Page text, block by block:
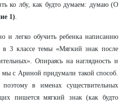
ко лбу, как будто думаем: думаю (О
1).
и легко обучить ребенка написанию
в 3 классе темы «Мягкий знак после
Опираясь на наглядность и
мы с Ариной придумали такой способ.
в именах существительных
пишется мягкий знак (как будто